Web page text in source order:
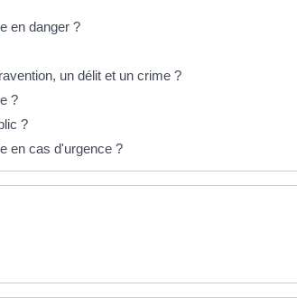
en danger ?
un délit et un crime ?
?
?
en cas d'urgence ?